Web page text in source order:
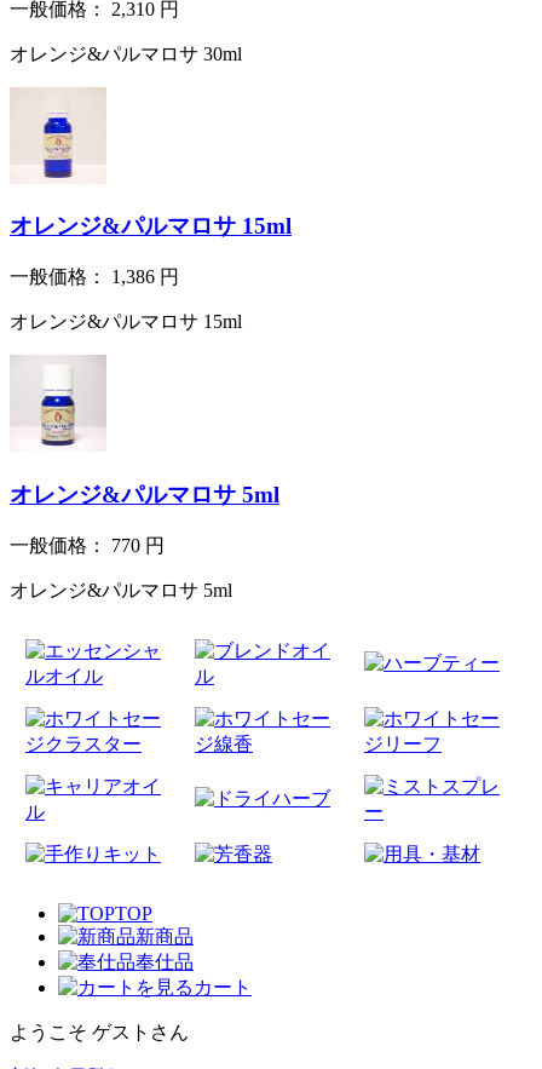
一般価格： 2,310 円
オレンジ&パルマロサ 30ml
オレンジ&パルマロサ 15ml
一般価格： 1,386 円
オレンジ&パルマロサ 15ml
オレンジ&パルマロサ 5ml
一般価格： 770 円
オレンジ&パルマロサ 5ml
TOP
新商品
奉仕品
カート
ようこそ ゲストさん